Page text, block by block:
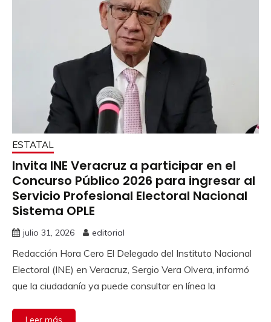
ESTATAL
Invita INE Veracruz a participar en el
Concurso Público 2026 para ingresar al
Servicio Profesional Electoral Nacional
Sistema OPLE
julio 31, 2026 editorial
Redacción Hora Cero El Delegado del Instituto Nacional
Electoral (INE) en Veracruz, Sergio Vera Olvera, informó
que la ciudadanía ya puede consultar en línea la
Leer más